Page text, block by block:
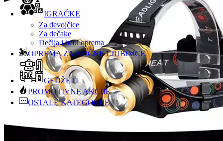
IGRAČKE
Za devojčice
Za dečake
Dečija i bebi oprema
OPREMA ZA KUĆNE LJUBIMCE
GEDŽETI
PROMOTIVNE AKCIJE
OSTALE KATEGORIJE